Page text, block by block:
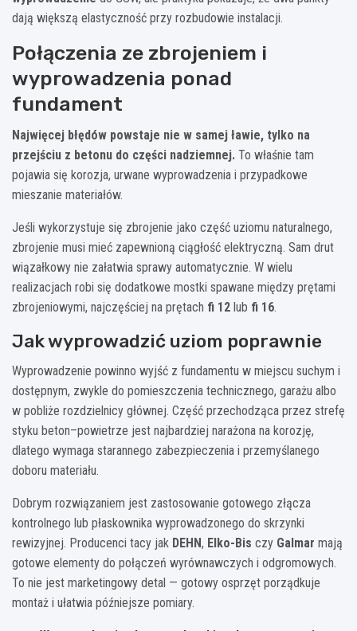
dają większą elastyczność przy rozbudowie instalacji.
Połączenia ze zbrojeniem i
wyprowadzenia ponad
fundament
Najwięcej błędów powstaje nie w samej ławie, tylko na
przejściu z betonu do części nadziemnej. To właśnie tam
pojawia się korozja, urwane wyprowadzenia i przypadkowe
mieszanie materiałów.
Jeśli wykorzystuje się zbrojenie jako część uziomu naturalnego,
zbrojenie musi mieć zapewnioną ciągłość elektryczną. Sam drut
wiązałkowy nie załatwia sprawy automatycznie. W wielu
realizacjach robi się dodatkowe mostki spawane między prętami
zbrojeniowymi, najczęściej na prętach fi 12 lub fi 16.
Jak wyprowadzić uziom poprawnie
Wyprowadzenie powinno wyjść z fundamentu w miejscu suchym i
dostępnym, zwykle do pomieszczenia technicznego, garażu albo
w pobliże rozdzielnicy głównej. Część przechodząca przez strefę
styku beton–powietrze jest najbardziej narażona na korozję,
dlatego wymaga starannego zabezpieczenia i przemyślanego
doboru materiału.
Dobrym rozwiązaniem jest zastosowanie gotowego złącza
kontrolnego lub płaskownika wyprowadzonego do skrzynki
rewizyjnej. Producenci tacy jak DEHN, Elko-Bis czy Galmar mają
gotowe elementy do połączeń wyrównawczych i odgromowych.
To nie jest marketingowy detal — gotowy osprzęt porządkuje
montaż i ułatwia późniejsze pomiary.